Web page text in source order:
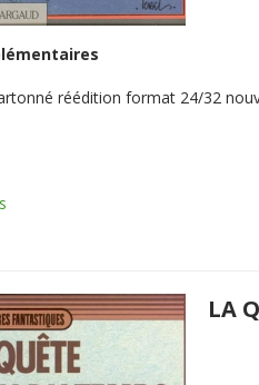
réédition format 24/32
LA